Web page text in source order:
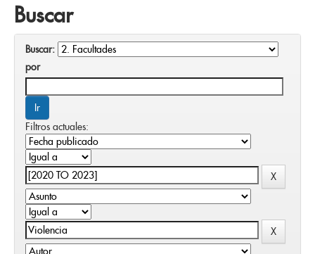
Buscar
Buscar:
por
Filtros actuales: